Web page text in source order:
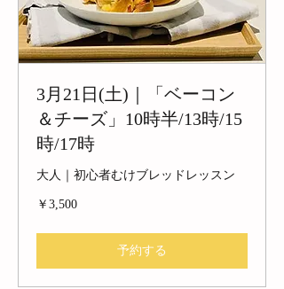
3月21日(土)｜「ベーコン
＆チーズ」10時半/13時/15
時/17時
大人｜初心者むけブレッドレッスン
3,500
円
￥3,500
予約する